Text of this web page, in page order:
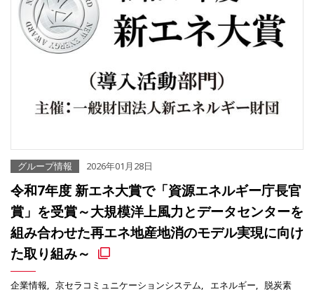
グループ情報 2026年01月28日
令和7年度 新エネ大賞で「資源エネルギー庁長官
賞」を受賞～大規模洋上風力とデータセンターを
組み合わせた再エネ地産地消のモデル実現に向け
た取り組み～
企業情報 京セラコミュニケーションシステム エネルギー 脱炭素